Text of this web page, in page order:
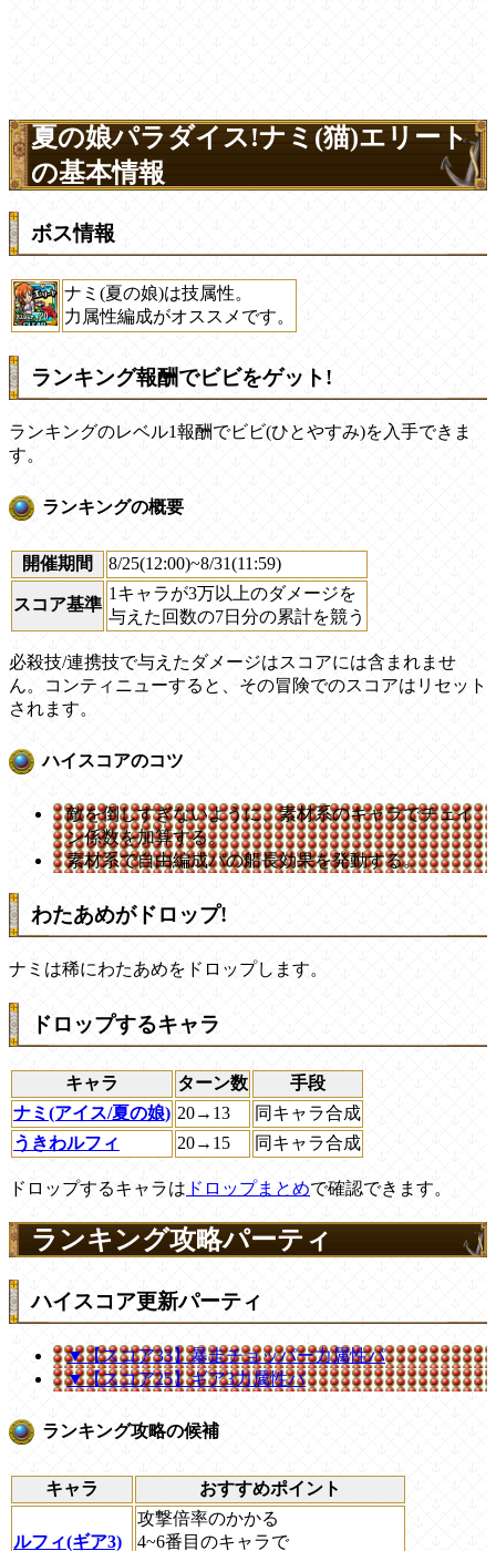
夏の娘パラダイス!ナミ(猫)エリート
の基本情報
ボス情報
ナミ(夏の娘)は技属性。
力属性編成がオススメです。
ランキング報酬でビビをゲット!
ランキングのレベル1報酬でビビ(ひとやすみ)を入手できま
す。
ランキングの概要
開催期間 8/25(12:00)~8/31(11:59)
スコア基準
1キャラが3万以上のダメージを
与えた回数の7日分の累計を競う
必殺技/連携技で与えたダメージはスコアには含まれませ
ん。コンティニューすると、その冒険でのスコアはリセット
されます。
ハイスコアのコツ
敵を倒しすぎないように、素材系のキャラでチェイ
ン係数を加算する。
素材系で自由編成パの船長効果を発動する。
わたあめがドロップ!
ナミは稀にわたあめをドロップします。
ドロップするキャラ
キャラ ターン数
手段
ナミ(アイス/夏の娘) 20→13
同キャラ合成
うきわルフィ
20→15 同キャラ合成
ドロップするキャラは ドロップまとめで確認できます。
ランキング攻略パーティ
ハイスコア更新パーティ
▼【スコア33】暴走チョッパー力属性パ
▼【スコア25】ギア3力属性パ
ランキング攻略の候補
キャラ おすすめポイント
ルフィ(ギア3)
攻撃倍率のかかる
4~6番目のキャラで